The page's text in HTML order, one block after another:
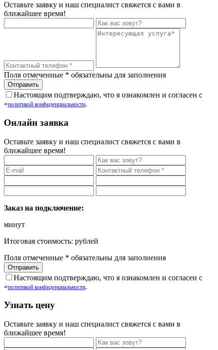
Оставьте заявку и наш специалист свяжется с вами в
ближайшее время!
Поля отмеченные * обязательны для заполнения
Настоящим подтверждаю, что я ознакомлен и согласен с
«политикой конфиденциальности.
Онлайн заявка
Оставьте заявку и наш специалист свяжется с вами в
ближайшее время!
Заказ на подключение:
минут
Итоговая стоимость: рублей
Поля отмеченные * обязательны для заполнения
Настоящим подтверждаю, что я ознакомлен и согласен с
«политикой конфиденциальности.
Узнать цену
Оставьте заявку и наш специалист свяжется с вами в
ближайшее время!